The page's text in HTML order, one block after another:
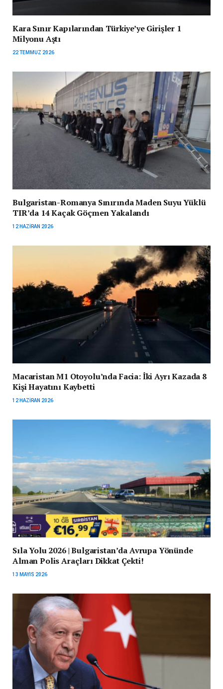
Kara Sınır Kapılarından Türkiye’ye Girişler 1
Milyonu Aştı
22 TEMMUZ 2026
Bulgaristan-Romanya Sınırında Maden Suyu Yüklü
TIR’da 14 Kaçak Göçmen Yakalandı
12 HAZIRAN 2026
Macaristan M1 Otoyolu’nda Facia: İki Ayrı Kazada 8
Kişi Hayatını Kaybetti
12 HAZIRAN 2026
Sıla Yolu 2026 | Bulgaristan’da Avrupa Yönünde
Alman Polis Araçları Dikkat Çekti!
13 MAYIS 2026